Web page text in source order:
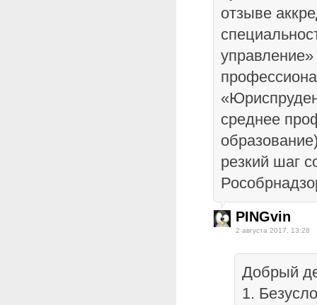
отзыве
среднее
резкий шаг
PINGvin
2 августа 2017, 13:28
Добрый
1.